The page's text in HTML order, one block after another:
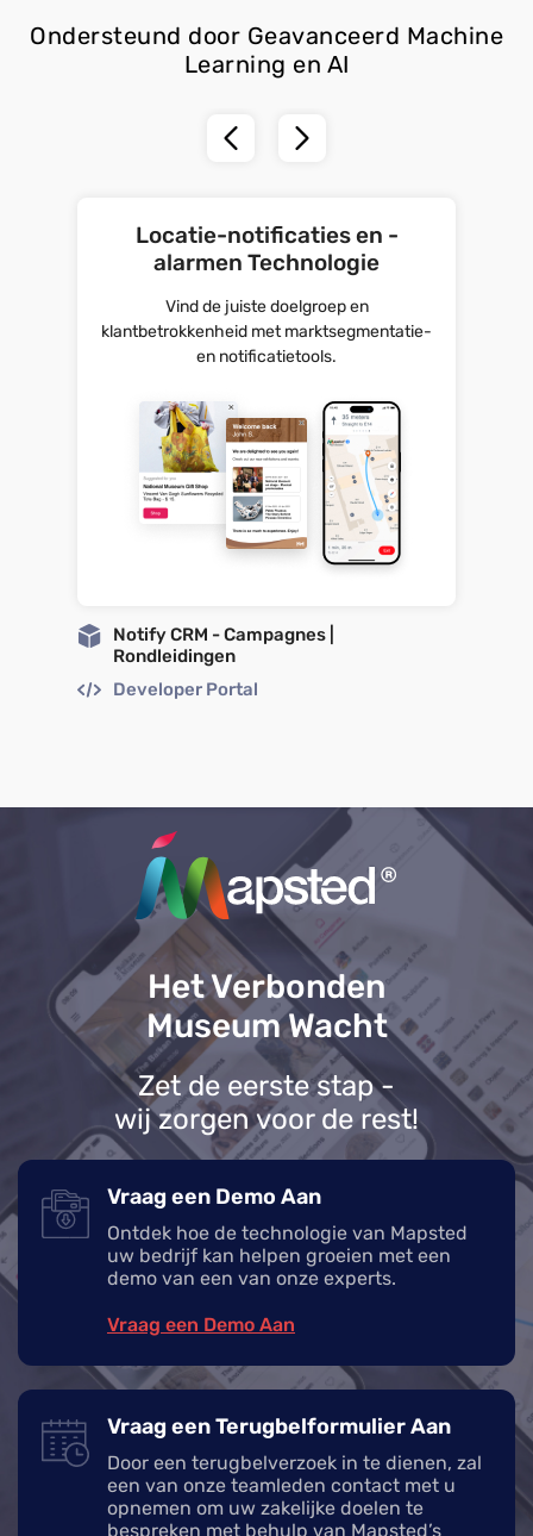
Ondersteund door Geavanceerd Machine
Learning en AI
Locatie-notificaties en -
alarmen Technologie
Vind de juiste doelgroep en
klantbetrokkenheid met marktsegmentatie-
en notificatietools.
Notify CRM - Campagnes |
Rondleidingen
Developer Portal
Het Verbonden
Museum Wacht
Zet de eerste stap -
wij zorgen voor de rest!
Vraag een Demo Aan
Ontdek hoe de technologie van Mapsted
uw bedrijf kan helpen groeien met een
demo van een van onze experts.
Vraag een Demo Aan
Vraag een Terugbelformulier Aan
Door een terugbelverzoek in te dienen, zal
een van onze teamleden contact met u
opnemen om uw zakelijke doelen te
bespreken met behulp van Mapsted’s